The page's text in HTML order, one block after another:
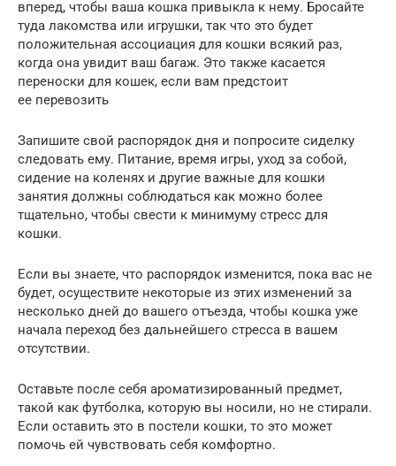
вперед, чтобы ваша кошка привыкла к нему. Бросайте
туда лакомства или игрушки, так что это будет
положительная ассоциация для кошки всякий раз,
когда она увидит ваш багаж. Это также касается
переноски для кошек, если вам предстоит
ее перевозить
Запишите свой распорядок дня и попросите сиделку
следовать ему. Питание, время игры, уход за собой,
сидение на коленях и другие важные для кошки
занятия должны соблюдаться как можно более
тщательно, чтобы свести к минимуму стресс для
кошки.
Если вы знаете, что распорядок изменится, пока вас не
будет, осуществите некоторые из этих изменений за
несколько дней до вашего отъезда, чтобы кошка уже
начала переход без дальнейшего стресса в вашем
отсутствии.
Оставьте после себя ароматизированный предмет,
такой как футболка, которую вы носили, но не стирали.
Если оставить это в постели кошки, то это может
помочь ей чувствовать себя комфортно.